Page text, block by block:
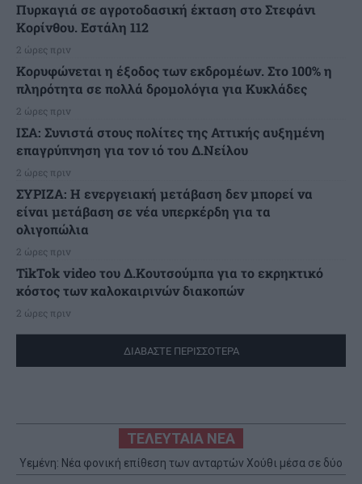
Πυρκαγιά σε αγροτοδασική έκταση στο Στεφάνι
Κορίνθου. Εστάλη 112
2 ώρες πριν
Κορυφώνεται η έξοδος των εκδρομέων. Στο 100% η
πληρότητα σε πολλά δρομολόγια για Κυκλάδες
2 ώρες πριν
ΙΣΑ: Συνιστά στους πολίτες της Αττικής αυξημένη
επαγρύπνηση για τον ιό του Δ.Νείλου
2 ώρες πριν
ΣΥΡΙΖΑ: Η ενεργειακή μετάβαση δεν μπορεί να
είναι μετάβαση σε νέα υπερκέρδη για τα
ολιγοπώλια
2 ώρες πριν
TikTok video του Δ.Κουτσούμπα για το εκρηκτικό
κόστος των καλοκαιρινών διακοπών
2 ώρες πριν
ΔΙΑΒΑΣΤΕ ΠΕΡΙΣΣΟΤΕΡΑ